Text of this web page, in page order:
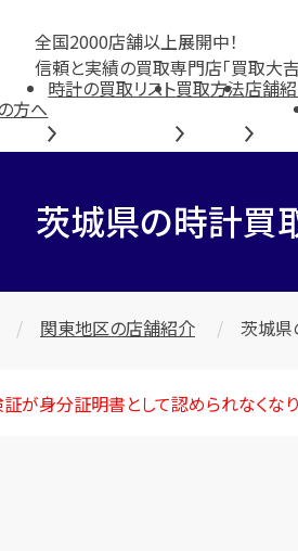
全国2000店舗以上展開中！
信頼と実績の買取専門店「買取大吉
方へ
時計の買取リスト買取方法店舗
茨城県の時計買
関東地区の店舗紹介 茨城県
身分証明書として認められなくなり